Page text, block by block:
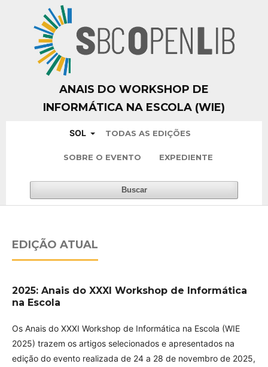
ANAIS DO WORKSHOP DE
INFORMÁTICA NA ESCOLA (WIE)
SOL TODAS AS EDIÇÕES
SOBRE O EVENTO EXPEDIENTE
Buscar
EDIÇÃO ATUAL
2025: Anais do XXXI Workshop de Informática
na Escola
Os Anais do XXXI Workshop de Informática na Escola (WIE
2025) trazem os artigos selecionados e apresentados na
edição do evento realizada de 24 a 28 de novembro de 2025,